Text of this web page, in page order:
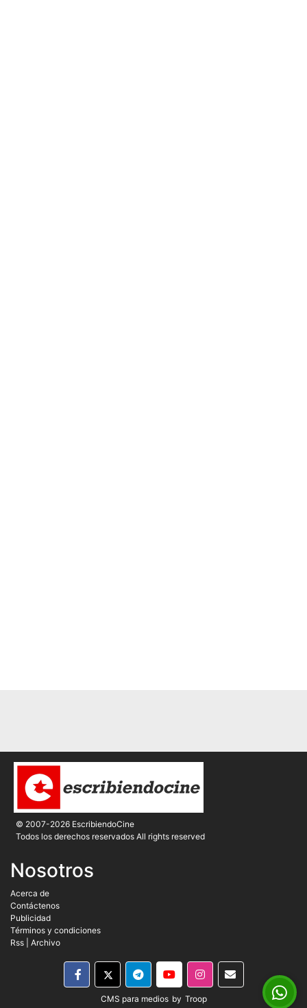
© 2007-2026 EscribiendoCine
Todos los derechos reservados All rights reserved
Nosotros
Acerca de
Contáctenos
Publicidad
Términos y condiciones
Rss
Archivo
CMS para medios by Troop